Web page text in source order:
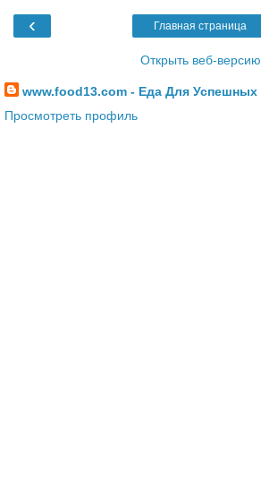
‹ Главная страница
Открыть веб-версию
www.food13.com - Еда Для Успешных
Просмотреть профиль